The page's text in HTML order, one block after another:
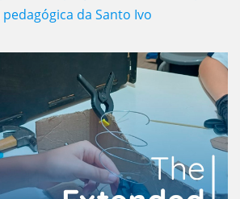
da Santo Ivo